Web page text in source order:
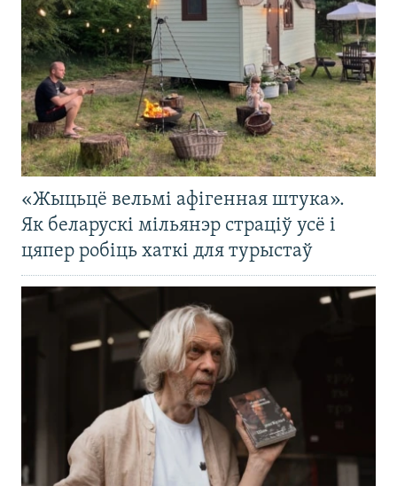
«Жыцьцё вельмі афігенная штука».
Як беларускі мільянэр страціў усё і
цяпер робіць хаткі для турыстаў